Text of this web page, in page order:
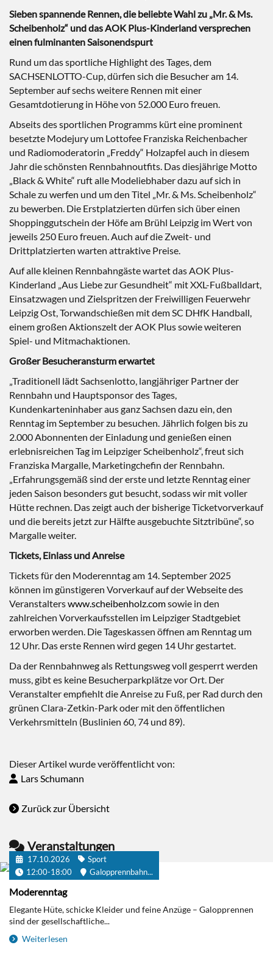
Sieben spannende Rennen, die beliebte Wahl zu „Mr. & Ms.
Scheibenholz“ und das AOK Plus-Kinderland versprechen
einen fulminanten Saisonendspurt
Rund um das sportliche Highlight des Tages, dem
SACHSENLOTTO-Cup, dürfen sich die Besucher am 14.
September auf sechs weitere Rennen mit einer
Gesamtdotierung in Höhe von 52.000 Euro freuen.
Abseits des sportlichen Programms kürt eine prominent
besetzte Modejury um Lottofee Franziska Reichenbacher
und Radiomoderatorin „Freddy“ Holzapfel auch in diesem
Jahr die schönsten Rennbahnoutfits. Das diesjährige Motto
„Black & White“ ruft alle Modeliebhaber dazu auf sich in
Schale zu werfen und um den Titel „Mr. & Ms. Scheibenholz“
zu bewerben. Die Erstplatzierten dürfen sich über einen
Shoppinggutschein der Höfe am Brühl Leipzig im Wert von
jeweils 250 Euro freuen. Auch auf die Zweit- und
Drittplatzierten warten attraktive Preise.
Auf alle kleinen Rennbahngäste wartet das AOK Plus-
Kinderland „Aus Liebe zur Gesundheit“ mit XXL-Fußballdart,
Einsatzwagen und Zielspritzen der Freiwilligen Feuerwehr
Leipzig Ost, Torwandschießen mit dem SC DHfK Handball,
einem großen Aktionszelt der AOK Plus sowie weiteren
Spiel- und Mitmachaktionen.
Großer Besucheransturm erwartet
„Traditionell lädt Sachsenlotto, langjähriger Partner der
Rennbahn und Hauptsponsor des Tages,
Kundenkarteninhaber aus ganz Sachsen dazu ein, den
Renntag im September zu besuchen. Jährlich folgen bis zu
2.000 Abonnenten der Einladung und genießen einen
erlebnisreichen Tag im Leipziger Scheibenholz“, freut sich
Franziska Margalle, Marketingchefin der Rennbahn.
„Erfahrungsgemäß sind der erste und letzte Renntag einer
jeden Saison besonders gut besucht, sodass wir mit voller
Hütte rechnen. Das zeigt auch der bisherige Ticketvorverkauf
und die bereits jetzt zur Hälfte ausgebuchte Sitztribüne“, so
Margalle weiter.
Tickets, Einlass und Anreise
Tickets für den Moderenntag am 14. September 2025
können im günstigeren Vorverkauf auf der Webseite des
Veranstalterswww.scheibenholz.comsowie in den
zahlreichen Vorverkaufsstellen im Leipziger Stadtgebiet
erworben werden. Die Tageskassen öffnen am Renntag um
12 Uhr. Das erste Rennen wird gegen 14 Uhr gestartet.
Da der Rennbahnweg als Rettungsweg voll gesperrt werden
muss, gibt es keine Besucherparkplätze vor Ort. Der
Veranstalter empfiehlt die Anreise zu Fuß, per Rad durch den
grünen Clara-Zetkin-Park oder mit den öffentlichen
Verkehrsmitteln (Buslinien 60, 74 und 89).
Dieser Artikel wurde veröffentlicht von:
Lars Schumann
Zurück zur Übersicht
Veranstaltungen
17.10.2026
Sport
12:00-18:00
Galopprennbahn...
Moderenntag
Elegante Hüte, schicke Kleider und feine Anzüge – Galopprennen
sind der gesellschaftliche...
Weiterlesen